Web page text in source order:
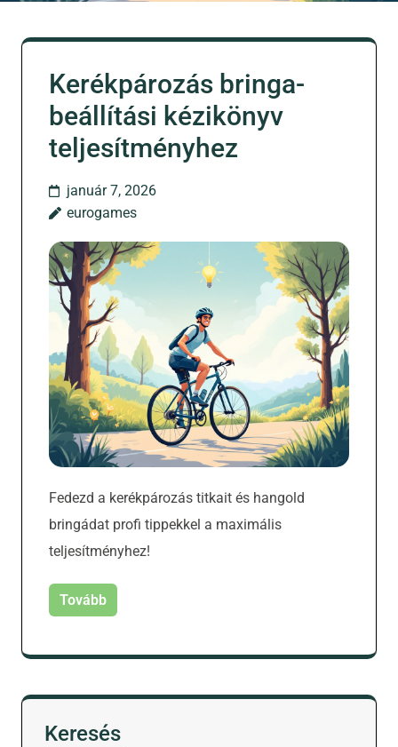
Kerékpározás bringa-
beállítási kézikönyv
teljesítményhez
január 7, 2026
eurogames
Fedezd a kerékpározás titkait és hangold
bringádat profi tippekkel a maximális
teljesítményhez!
Tovább
Keresés